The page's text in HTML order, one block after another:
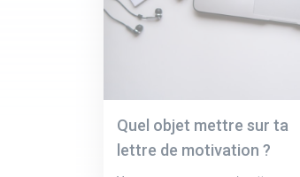
Quel objet mettre sur ta
lettre de motivation ?